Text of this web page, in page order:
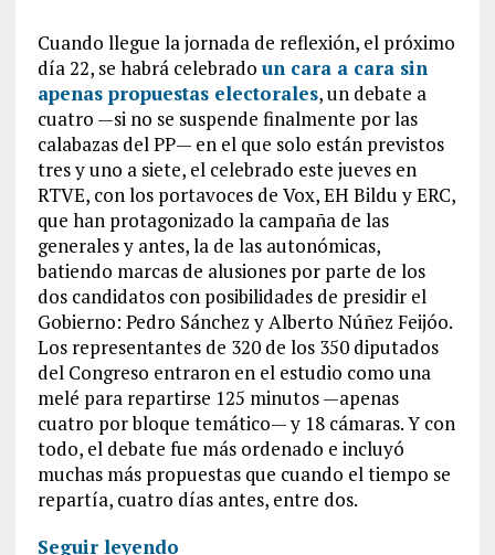
Cuando llegue la jornada de reflexión, el próximo
día 22, se habrá celebrado un cara a cara sin
apenas propuestas electorales, un debate a
cuatro —si no se suspende finalmente por las
calabazas del PP— en el que solo están previstos
tres y uno a siete, el celebrado este jueves en
RTVE, con los portavoces de Vox, EH Bildu y ERC,
que han protagonizado la campaña de las
generales y antes, la de las autonómicas,
batiendo marcas de alusiones por parte de los
dos candidatos con posibilidades de presidir el
Gobierno: Pedro Sánchez y Alberto Núñez Feijóo.
Los representantes de 320 de los 350 diputados
del Congreso entraron en el estudio como una
melé para repartirse 125 minutos —apenas
cuatro por bloque temático— y 18 cámaras. Y con
todo, el debate fue más ordenado e incluyó
muchas más propuestas que cuando el tiempo se
repartía, cuatro días antes, entre dos.
Seguir leyendo